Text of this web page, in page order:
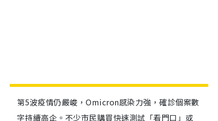
第5波疫情仍嚴峻，Omicron感染力強，確診個案數
字持續高企。不少市民購買快速測試「看門口」或